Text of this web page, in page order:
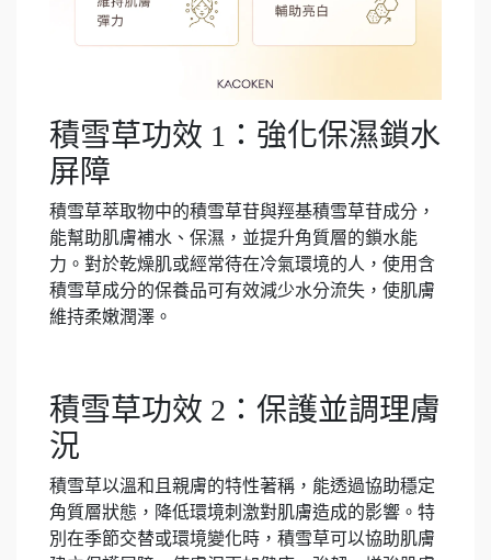
積雪草功效 1：強化保濕鎖水
屏障
積雪草萃取物中的積雪草苷與羥基積雪草苷成分，
能幫助肌膚補水、保濕，並提升角質層的鎖水能
力。對於乾燥肌或經常待在冷氣環境的人，使用含
積雪草成分的保養品可有效減少水分流失，使肌膚
維持柔嫩潤澤。
積雪草功效 2：保護並調理膚
況
積雪草以溫和且親膚的特性著稱，能透過協助穩定
角質層狀態，降低環境刺激對肌膚造成的影響。特
別在季節交替或環境變化時，積雪草可以協助肌膚